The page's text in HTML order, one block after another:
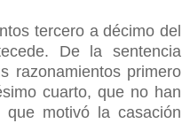
tercero a décimo del
De la sentencia
razonamientos primero
cuarto, que no han
motivó la casación